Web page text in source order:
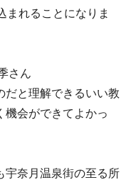
まれることになりま
さん
だと理解できるいい教
機会ができてよかっ
宇奈月温泉街の至る所